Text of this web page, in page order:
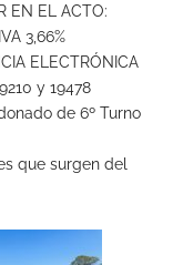
EN EL ACTO:
3,66%
ELECTRÓNICA
y 19478
de 6º Turno
que surgen del